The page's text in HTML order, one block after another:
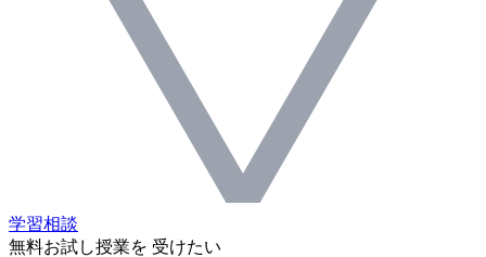
学習相談
無料お試し授業を 受けたい